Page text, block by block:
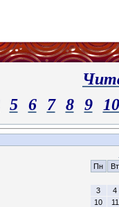
5 6 7 8 9 10
Пн
Вт
3
4
10
11